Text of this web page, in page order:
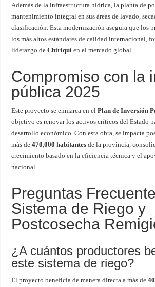
Además de la infraestructura hídrica, la planta de
mantenimiento integral en sus áreas de lavado,
clasificación. Esta modernización asegura que los
los más altos estándares de calidad internacional,
liderazgo deChiriquí en el mercado global.
Compromiso con la
pública 2025
Este proyecto se enmarca en elPlan de Inversión
objetivo es renovar los activos críticos del Estado
desarrollo económico. Con esta obra, se impacta
más de470,000 habitantes de la provincia,
crecimiento basado en la eficiencia técnica y el
nacional.
Preguntas
Sistema de Riego y
Postcosecha
¿A cuántos productores
este sistema de riego?
El proyecto beneficia de manera directa a más de